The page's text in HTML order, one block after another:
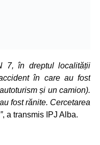
7, în dreptul localității
în care au fost
și un camion).
fost rănite. Cercetarea
, a transmis IPJ Alba.